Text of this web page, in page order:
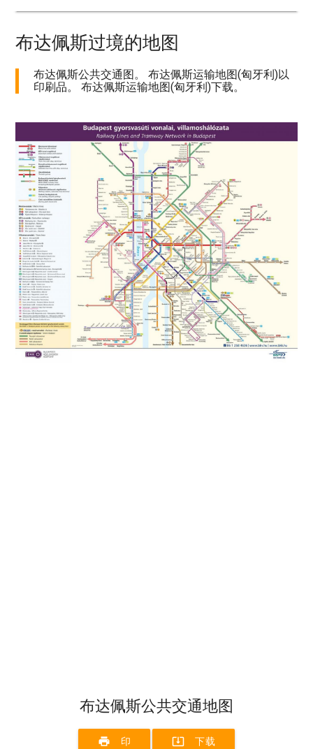
布达佩斯过境的地图
布达佩斯公共交通图。 布达佩斯运输地图(匈牙利)以
印刷品。 布达佩斯运输地图(匈牙利)下载。
布达佩斯公共交通地图
print 印 system_update_alt 下载